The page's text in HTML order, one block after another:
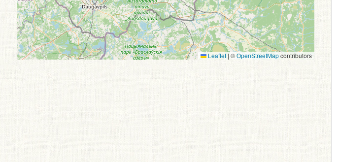
Leaflet | ©OpenStreetMapcontributors